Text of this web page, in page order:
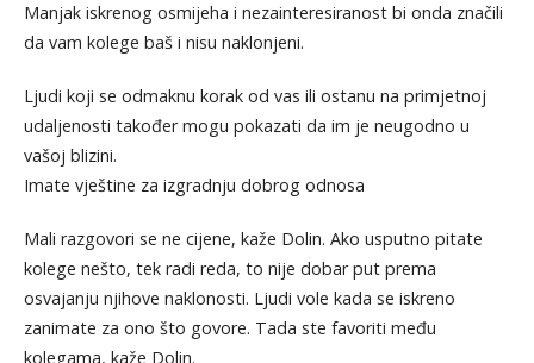
Manjak iskrenog osmijeha i nezainteresiranost bi onda značili
da vam kolege baš i nisu naklonjeni.
Ljudi koji se odmaknu korak od vas ili ostanu na primjetnoj
udaljenosti također mogu pokazati da im je neugodno u
vašoj blizini.
Imate vještine za izgradnju dobrog odnosa
Mali razgovori se ne cijene, kaže Dolin. Ako usputno pitate
kolege nešto, tek radi reda, to nije dobar put prema
osvajanju njihove naklonosti. Ljudi vole kada se iskreno
zanimate za ono što govore. Tada ste favoriti među
kolegama, kaže Dolin.